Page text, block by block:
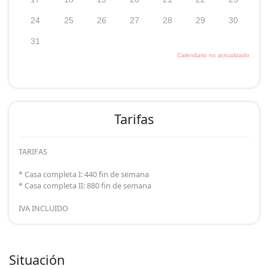
Situación
Tarifas
TARIFAS
* Casa completa I: 440 fin de semana
* Casa completa II: 880 fin de semana
IVA INCLUIDO